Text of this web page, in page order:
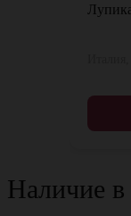
Наличие в